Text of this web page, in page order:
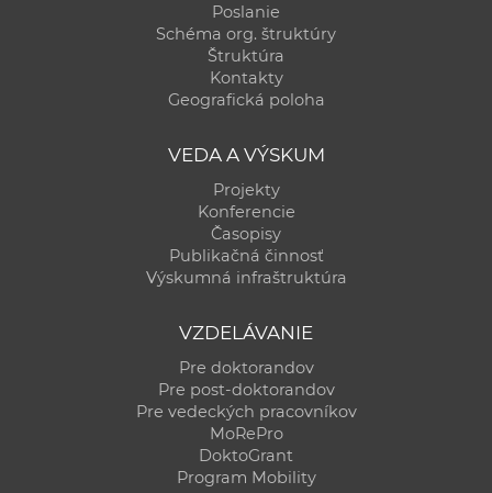
Poslanie
Schéma org. štruktúry
Štruktúra
Kontakty
Geografická poloha
VEDA A VÝSKUM
Projekty
Konferencie
Časopisy
Publikačná činnosť
Výskumná infraštruktúra
VZDELÁVANIE
Pre doktorandov
Pre post-doktorandov
Pre vedeckých pracovníkov
MoRePro
DoktoGrant
Program Mobility